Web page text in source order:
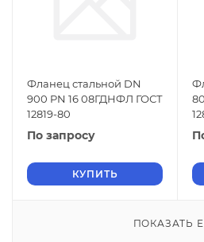
Фланец стальной DN
900 PN 16 08ГДНФЛ ГОСТ
12819-80
По запросу
КУПИТЬ
ПОКАЗАТЬ